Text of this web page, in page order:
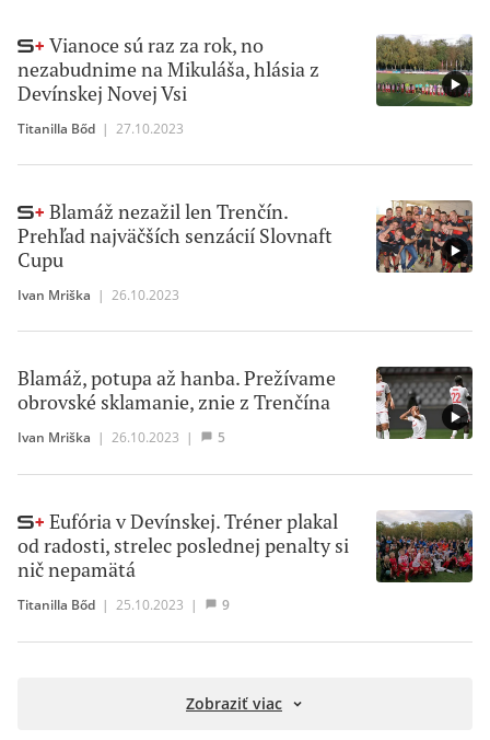
Vianoce sú raz za rok, no
nezabudnime na Mikuláša, hlásia z
Devínskej Novej Vsi
Titanilla Bőd | 27.10.2023
Blamáž nezažil len Trenčín.
Prehľad najväčších senzácií Slovnaft
Cupu
Ivan Mriška | 26.10.2023
Blamáž, potupa až hanba. Prežívame
obrovské sklamanie, znie z Trenčína
Ivan Mriška | 26.10.2023 | 5
Eufória v Devínskej. Tréner plakal
od radosti, strelec poslednej penalty si
nič nepamätá
Titanilla Bőd | 25.10.2023 | 9
Zobraziť viac